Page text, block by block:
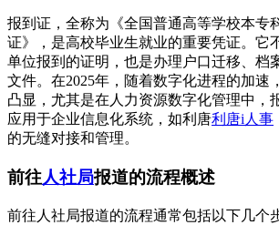
报到证，全称为《全国普通高等学校本专
证》，是高校毕业生就业的重要凭证。它
单位报到的证明，也是办理户口迁移、档
文件。在2025年，随着数字化进程的加速
凸显，尤其是在人力资源数字化管理中，
应用于企业信息化系统，如利唐利唐i人事
的无缝对接和管理。
前往人社局报道的流程概述
前往人社局报道的流程通常包括以下几个